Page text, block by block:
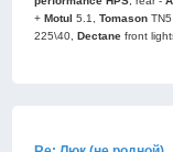
+Motul 5.1,Tomason
225\40,Dectane front